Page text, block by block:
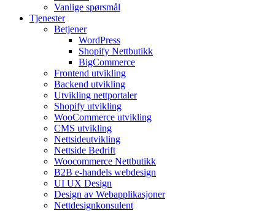
Vanlige spørsmål
Tjenester
Betjener
WordPress
Shopify Nettbutikk
BigCommerce
Frontend utvikling
Backend utvikling
Utvikling nettportaler
Shopify utvikling
WooCommerce utvikling
CMS utvikling
Nettsideutvikling
Nettside Bedrift
Woocommerce Nettbutikk
B2B e-handels webdesign
UI UX Design
Design av Webapplikasjoner
Nettdesignkonsulent